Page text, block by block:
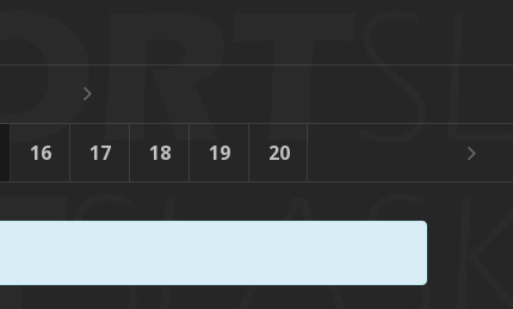
16 17 18 19 20 23